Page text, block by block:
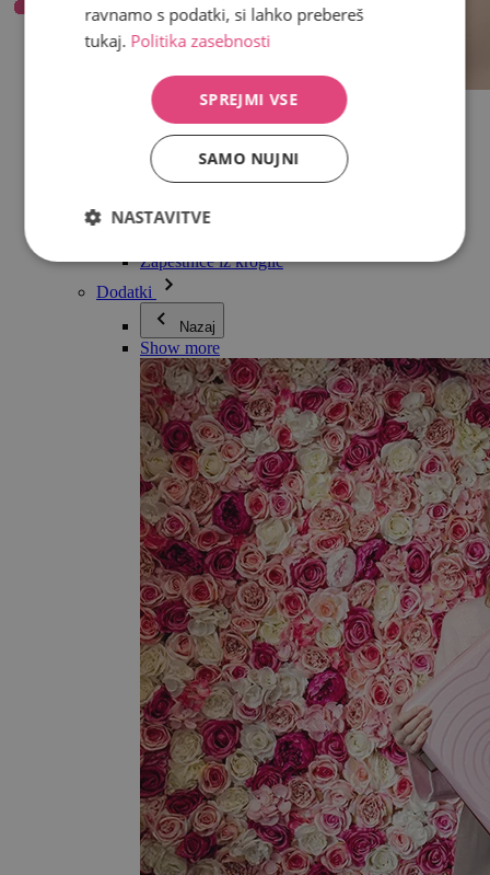
Vse v kategoriji Nakit
Uhani
Zapestnice
Ogrlice
Kolekcija Adéle Pečlové
Nakit za pare
Zapestnice iz kroglic
Dodatki
Nazaj
Show more
ravnamo s podatki, si lahko prebereš
tukaj. Politika zasebnosti
SPREJMI VSE
SAMO NUJNI
NASTAVITVE